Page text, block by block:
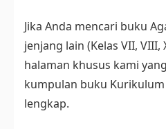
Jika Anda mencari buku
jenjang lain (Kelas VII, VIII,
halaman khusus kami
kumpulan buku
lengkap.